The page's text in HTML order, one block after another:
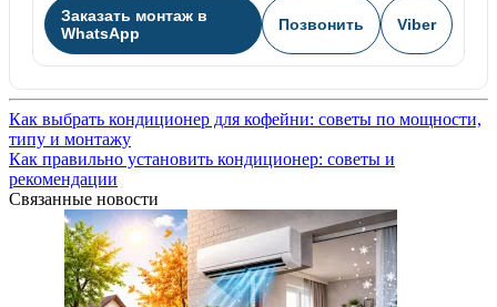
Заказать монтаж в
WhatsApp
Позвонить Viber
Как выбрать кондиционер для кофейни: советы по мощности,
типу и монтажу
Как правильно установить кондиционер: советы и
рекомендации
Связанные новости